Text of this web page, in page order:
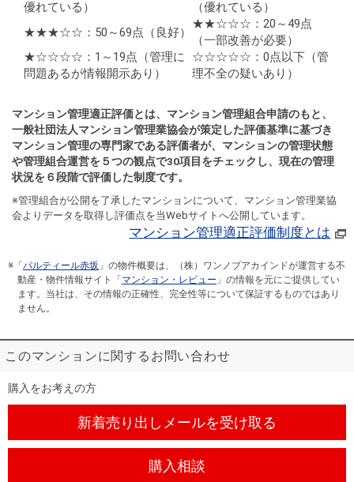
優れている）
（優れている）
★★★☆☆：50～69点 （良好）
★★☆☆☆：20～49点
（一部改善が必要）
★☆☆☆☆：1～19点 （管理に
問題あるが情報開示あり）
☆☆☆☆☆：0点以下 （管
理不全の疑いあり）
マンション管理適正評価とは、マンション管理組合申請のもと、
一般社団法人マンション管理業協会が策定した評価基準に基づき
マンション管理の専門家である評価者が、マンションの管理状態
や管理組合運営を５つの観点で30項目をチェックし、現在の管理
状況を６段階で評価した制度です。
※管理組合が公開を了承したマンションについて、マンション管理業協
会よりデータを取得し評価点を当Webサイトへ公開しています。
マンション管理適正評価制度とは
※「 パルティール赤坂 」の物件概要は、（株）ワンノブアカインドが運営する不
動産・物件情報サイト「 マンション・レビュー 」の情報を元にご提供してい
ます。当社は、その情報の正確性、完全性等について保証するものではあり
ません。
このマンションに関するお問い合わせ
購入をお考えの方
新着売り出しメールを受け取る
購入相談